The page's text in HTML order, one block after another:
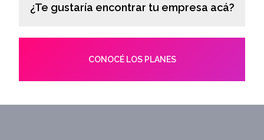
¿Te gustaría encontrar tu empresa acá?
CONOCÉ LOS PLANES